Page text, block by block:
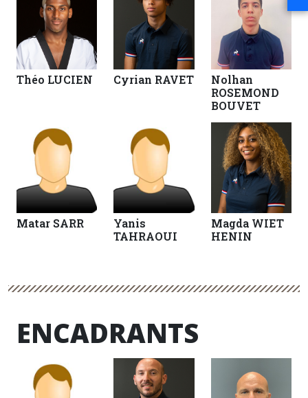
Théo LUCIEN Cyrian RAVET
Nolhan
ROSEMOND
BOUVET
Matar SARR
Yanis
TAHRAOUI
Magda WIET
HENIN
ENCADRANTS